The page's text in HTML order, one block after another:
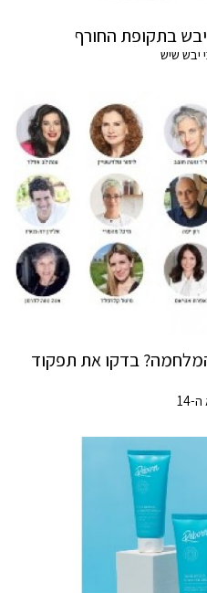
בתקופת החורף
יבש שיש
בדקו את תפקוד
14